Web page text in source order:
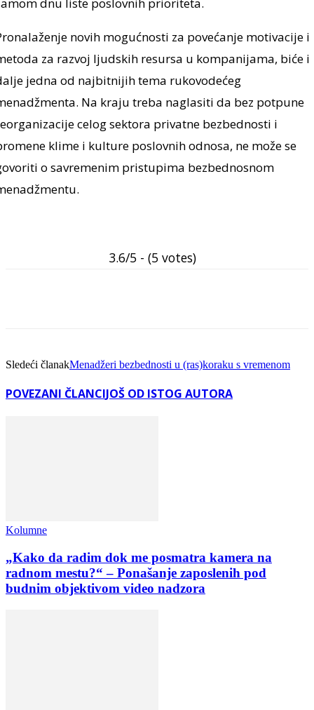
novih mogućnosti za povećanje motivacije i
za razvoj ljudskih resursa u kompanijama, biće i
jedna od najbitnijih tema rukovodećeg
Na kraju treba naglasiti da bez potpune
celog sektora privatne bezbednosti i
klime i kulture poslovnih odnosa, ne može se
o savremenim pristupima bezbednosnom
3.6/5 - (5 votes)
Sledeći članakMenadžeri bezbednosti u (ras)koraku s vremenom
POVEZANI ČLANCIJOŠ OD ISTOG AUTORA
Kolumne
„Kako da radim dok me posmatra kamera na
radnom mestu?“ – Ponašanje zaposlenih pod
budnim objektivom video nadzora